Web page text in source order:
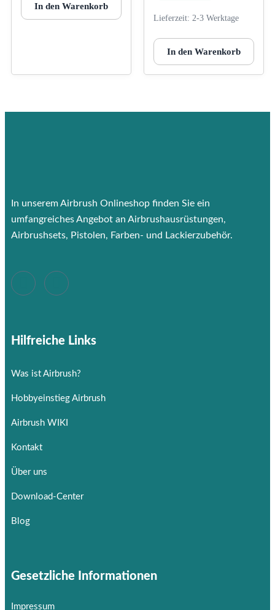
In den Warenkorb
Lieferzeit: 2-3 Werktage
In den Warenkorb
In unserem Airbrush Onlineshop finden Sie ein
umfangreiches Angebot an Airbrushausrüstungen,
Airbrushsets, Pistolen, Farben- und Lackierzubehör.
Hilfreiche Links
Was ist Airbrush?
Hobbyeinstieg Airbrush
Airbrush WIKI
Kontakt
Über uns
Download-Center
Blog
Gesetzliche Informationen
Impressum